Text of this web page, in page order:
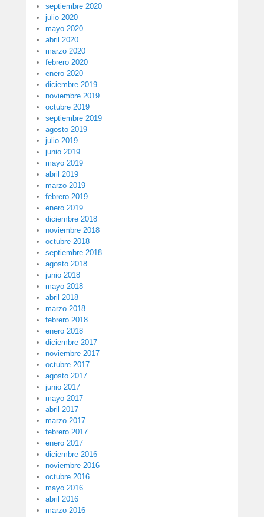
septiembre 2020
julio 2020
mayo 2020
abril 2020
marzo 2020
febrero 2020
enero 2020
diciembre 2019
noviembre 2019
octubre 2019
septiembre 2019
agosto 2019
julio 2019
junio 2019
mayo 2019
abril 2019
marzo 2019
febrero 2019
enero 2019
diciembre 2018
noviembre 2018
octubre 2018
septiembre 2018
agosto 2018
junio 2018
mayo 2018
abril 2018
marzo 2018
febrero 2018
enero 2018
diciembre 2017
noviembre 2017
octubre 2017
agosto 2017
junio 2017
mayo 2017
abril 2017
marzo 2017
febrero 2017
enero 2017
diciembre 2016
noviembre 2016
octubre 2016
mayo 2016
abril 2016
marzo 2016